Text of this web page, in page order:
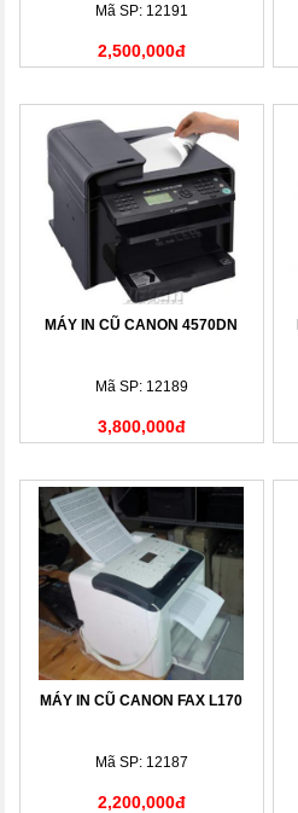
Mã SP: 12191
2,500,000đ
MÁY IN CŨ CANON 4570DN
Mã SP: 12189
3,800,000đ
MÁY IN CŨ CANON FAX L170
Mã SP: 12187
2,200,000đ